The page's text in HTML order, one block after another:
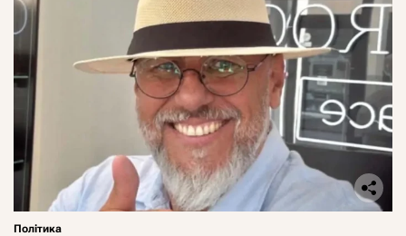
Політика